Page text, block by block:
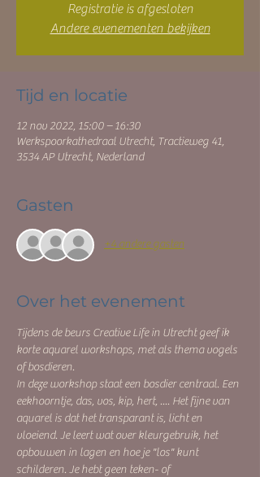
Registratie is afgesloten
Andere evenementen bekijken
Tijd en locatie
12 nov 2022, 15:00 – 16:30
Werkspoorkathedraal Utrecht, Tractieweg 41,
3534 AP Utrecht, Nederland
Gasten
+4 andere gasten
Over het evenement
Tijdens de beurs Creative Life in Utrecht geef ik
korte aquarel workshops, met als thema vogels
of bosdieren.
In deze workshop staat een bosdier centraal. Een
eekhoorntje, das, vos, kip, hert, .... Het fijne van
aquarel is dat het transparant is, licht en
vloeiend. Je leert wat over kleurgebruik, het
opbouwen in lagen en hoe je "los" kunt
schilderen. Je hebt geen teken- of